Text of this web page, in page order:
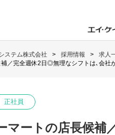
ステム株式会社 採用情報 求人
／完全週休2日◎無理なシフトは､会社
正社員
マートの店長候補